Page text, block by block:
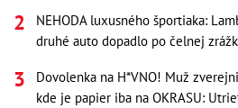
NEHODA luxusného športiaka:
druhé auto dopadlo po čelnej
Dovolenka na H*VNO! Muž
kde je papier iba na OKRASU: